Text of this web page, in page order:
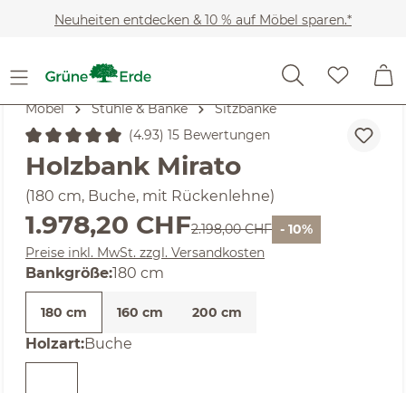
Zum Hauptinhalt springen
Neuheiten entdecken & 10 % auf Möbel sparen.*
Möbel Stühle & Bänke Sitzbänke
Durchschnittliche Bewertung von 4.93 von 5 Sternen
(4.93) 15 Bewertungen
Holzbank Mirato
(180 cm, Buche, mit Rückenlehne)
Verkaufspreis:
1.978,20 CHFRegulärer Preis:
2.198,00 CHF - 10%
Preise inkl. MwSt. zzgl. Versandkosten
Bankgrößeauswählen
:180 cm
180 cm 160 cm 200 cm
Holzartauswählen
:Buche